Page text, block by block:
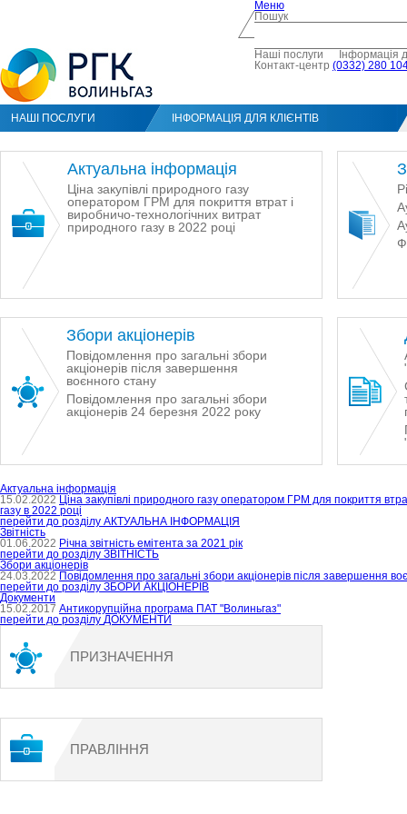
Меню
Пошук
Наші послуги
Інформація
Контакт-центр (0332) 280
НАШІ ПОСЛУГИ ІНФОРМАЦІЯ ДЛЯ КЛІЄНТІВ
Актуальна інформація
Ціна закупівлі природного газу
оператором ГРМ для покриття втрат і
виробничо-технологічних витрат
природного газу в 2022 році
Збори акціонерів
Повідомлення про загальні збори
акціонерів після завершення
воєнного стану
Повідомлення про загальні збори
акціонерів 24 березня 2022 року
Актуальна інформація
15.02.2022 Ціна закупівлі природного газу оператором ГРМ для покриття
газу в 2022 році
перейти до розділу АКТУАЛЬНА ІНФОРМАЦІЯ
Звітність
01.06.2022 Річна звітність емітента за 2021 рік
перейти до розділу ЗВІТНІСТЬ
Збори акціонерів
24.03.2022 Повідомлення про загальні збори акціонерів після завершення
перейти до розділу ЗБОРИ АКЦІОНЕРІВ
Документи
15.02.2017 Антикорупційна програма ПАТ "Волиньгаз"
перейти до розділу ДОКУМЕНТИ
ПРИЗНАЧЕННЯ
ПРАВЛІННЯ